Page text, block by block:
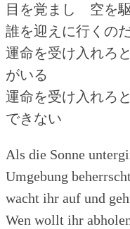
目を覚まし 空を
誰を迎えに行くの
運命を受け入れろ
がいる
運命を受け入れろ
できない
Als die Sonne
Umgebung
wacht ihr auf und
Wen wollt ihr